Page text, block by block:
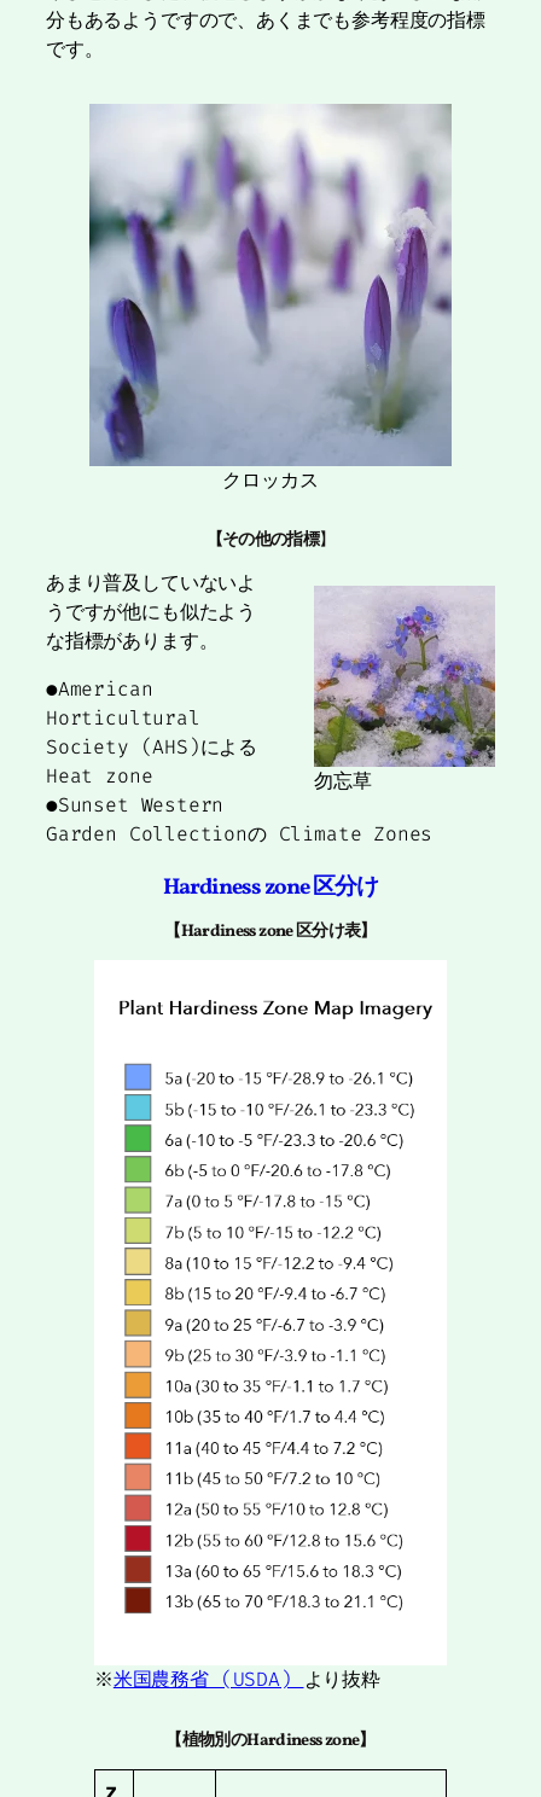
分もあるようですので、あくまでも参考程度の指標
です。
クロッカス
【その他の指標】
勿忘草
あまり普及していないよ
うですが他にも似たよう
な指標があります。
●American
Horticultural
Society (AHS)による
Heat zone
●Sunset Western
Garden Collectionの Climate Zones
Hardiness zone 区分け
【Hardiness zone 区分け表】
※米国農務省 (USDA) より抜粋
【植物別のHardiness zone】